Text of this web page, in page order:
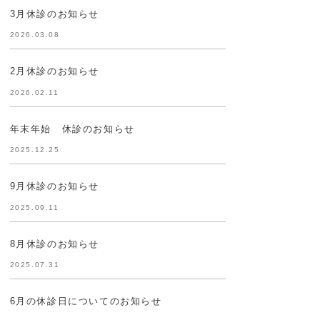
3月休診のお知らせ
2026.03.08
2月休診のお知らせ
2026.02.11
年末年始 休診のお知らせ
2025.12.25
9月休診のお知らせ
2025.09.11
8月休診のお知らせ
2025.07.31
6月の休診日についてのお知らせ